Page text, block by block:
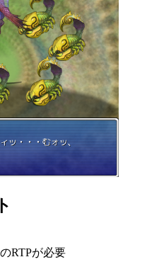
RTPが必要